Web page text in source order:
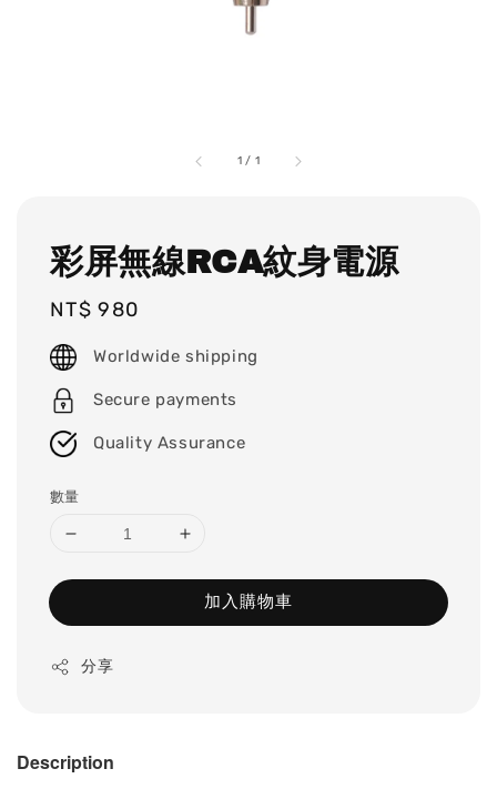
1 / 1
彩屏無線RCA紋身電源
Regular
price
NT$ 980
Worldwide shipping
Secure payments
Quality Assurance
數量
加入購物車
分享
Description